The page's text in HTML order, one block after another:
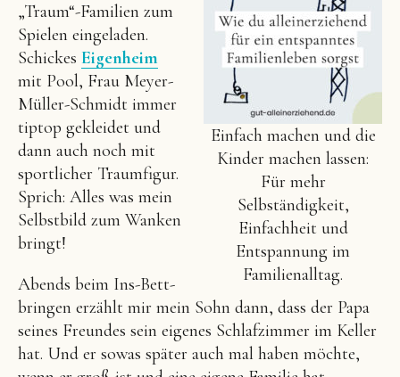
Einfach machen und die
Kinder machen lassen:
Für mehr
Selbständigkeit,
Einfachheit und
Entspannung im
Familienalltag.
„Traum“-Familien zum
Spielen eingeladen.
Schickes Eigenheim
mit Pool, Frau Meyer-
Müller-Schmidt immer
tiptop gekleidet und
dann auch noch mit
sportlicher Traumfigur.
Sprich: Alles was mein
Selbstbild zum Wanken
bringt!
Abends beim Ins-Bett-
bringen erzählt mir mein Sohn dann, dass der Papa
seines Freundes sein eigenes Schlafzimmer im Keller
hat. Und er sowas später auch mal haben möchte,